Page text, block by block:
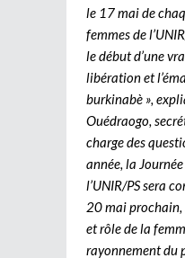
le 17 mai de
femmes de
le début d’une
libération et
burkinabè »,
Ouédraogo,
charge des
année, la
l’UNIR/PS sera
20 mai prochain,
et rôle de la
rayonnement du